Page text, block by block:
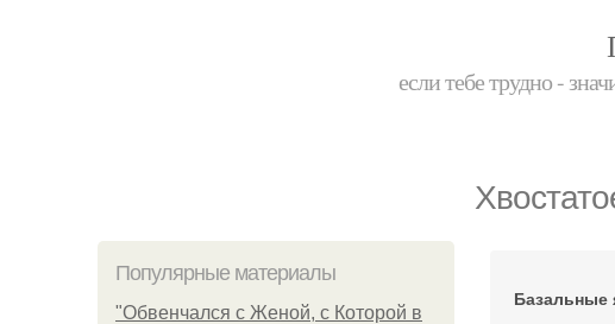
если тебе трудно -
Популярные материалы
"Обвенчался с Женой, с Которой в
Базальные